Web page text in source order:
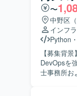
ームと連携
ションの
基盤開発
エディタ
けます。 【開発環境】 Terraformを用いたインフラコード化および主要クラウドサービス
（AWSな
〜
中野区
インフ
Python
【募集背
DevOpsを強化す
士事務所お